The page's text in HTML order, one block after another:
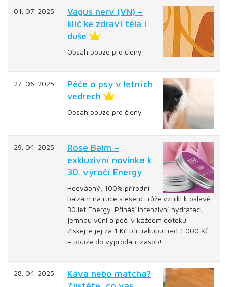
01. 07. 2025
Vagus nerv (VN) –
klíč ke zdraví těla i
duše
Obsah pouze pro členy
27. 06. 2025
Péče o psy v letních
vedrech
Obsah pouze pro členy
29. 04. 2025
Rose Balm –
exkluzivní novinka k
30. výročí Energy
Hedvábný, 100% přírodní
balzám na ruce s esencí růže vznikl k oslavě
30 let Energy. Přináší intenzivní hydrataci,
jemnou vůni a péči v každém doteku.
Získejte jej za 1 Kč při nákupu nad 1 000 Kč
– pouze do vyprodání zásob!
28. 04. 2025
Káva nebo matcha?